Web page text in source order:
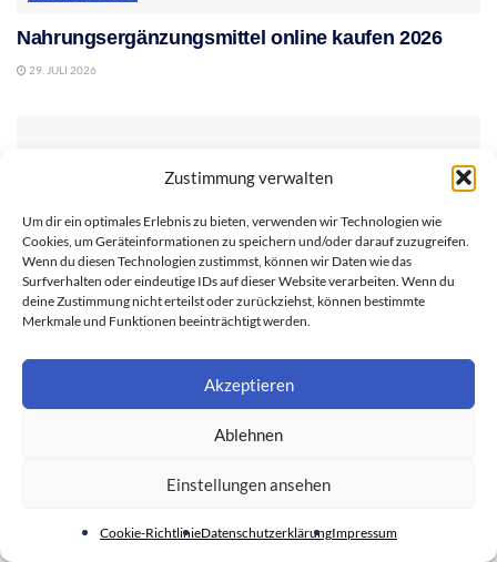
Zustimmung verwalten
Um dir ein optimales Erlebnis zu bieten, verwenden wir Technologien wie
Cookies, um Geräteinformationen zu speichern und/oder darauf zuzugreifen.
Wenn du diesen Technologien zustimmst, können wir Daten wie das
Surfverhalten oder eindeutige IDs auf dieser Website verarbeiten. Wenn du
deine Zustimmung nicht erteilst oder zurückziehst, können bestimmte
Merkmale und Funktionen beeinträchtigt werden.
Akzeptieren
Ablehnen
Einstellungen ansehen
Cookie-RichtlinieDatenschutzerklärungImpressum
Nahrungsergänzungsmittel online kaufen 2026
29. JULI 2026